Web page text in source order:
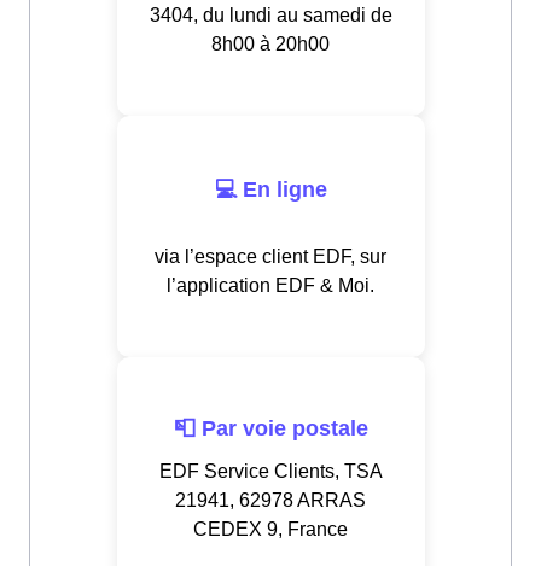
3404, du lundi au samedi de
8h00 à 20h00
💻 En ligne
via l’espace client EDF, sur
l’application EDF & Moi.
📮 Par voie postale
EDF Service Clients, TSA
21941, 62978 ARRAS
CEDEX 9, France